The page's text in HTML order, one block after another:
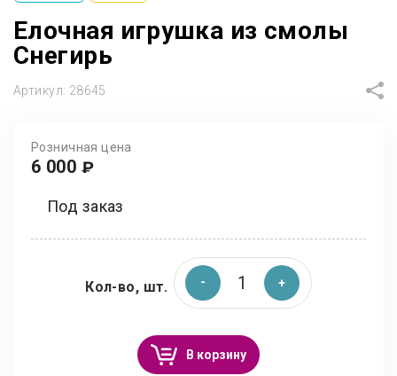
Елочная игрушка из смолы
Снегирь
Артикул: 28645
Розничная цена
6 000 ₽
Под заказ
Кол-во, шт.
В корзину